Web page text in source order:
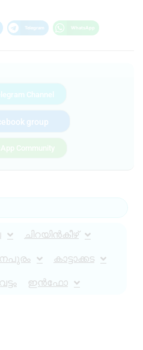
Telegram WhatsApp
Channel
group
Community
ചിറയിൻകീഴ്
കാട്ടാക്കട
ഇൻഫോ